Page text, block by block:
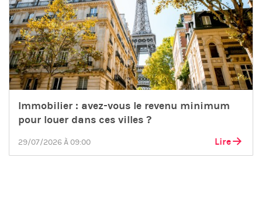
Immobilier : avez-vous le revenu minimum
pour louer dans ces villes ?
29/07/2026 À 09:00 Lire